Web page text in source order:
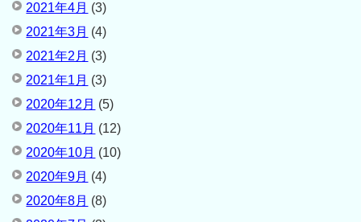
2021年4月 (3)
2021年3月 (4)
2021年2月 (3)
2021年1月 (3)
2020年12月 (5)
2020年11月 (12)
2020年10月 (10)
2020年9月 (4)
2020年8月 (8)